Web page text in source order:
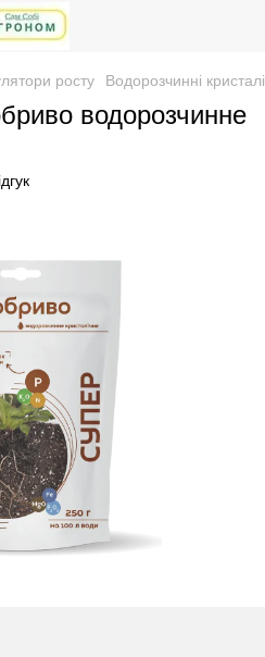
росту Водорозчинні
водорозчинне